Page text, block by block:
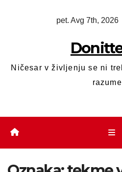
pet. Avg 7th, 2026
Ničesar v življenju se ni